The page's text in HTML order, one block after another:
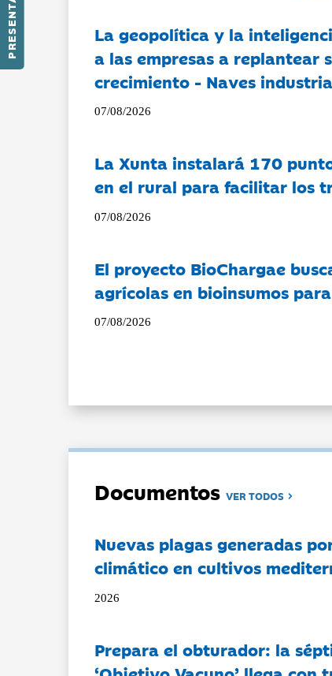
La geopolítica y la
a las empresas a replantear
crecimiento - Naves
07/08/2026
La Xunta instalará 170
en el rural para facilitar los
07/08/2026
El proyecto BioChargae
agrícolas en bioinsumos
07/08/2026
DocumentosVER TODOS
Nuevas plagas generadas
climático en cultivos
2026
Prepara el obturador: la